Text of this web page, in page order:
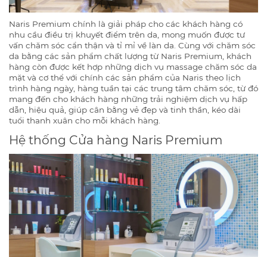
Naris Premium chính là giải pháp cho các khách hàng có
nhu cầu điều trị khuyết điểm trên da, mong muốn được tư
vấn chăm sóc cẩn thận và tỉ mỉ về làn da. Cùng với chăm sóc
da bằng các sản phẩm chất lượng từ Naris Premium, khách
hàng còn được kết hợp những dịch vụ massage chăm sóc da
mặt và cơ thể với chính các sản phẩm của Naris theo lịch
trình hàng ngày, hàng tuần tại các trung tâm chăm sóc, từ đó
mang đến cho khách hàng những trải nghiệm dịch vụ hấp
dẫn, hiệu quả, giúp cân bằng vẻ đẹp và tinh thần, kéo dài
tuổi thanh xuân cho mỗi khách hàng.
Hệ thống Cửa hàng Naris Premium